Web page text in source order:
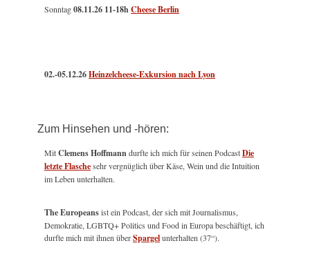
Sonntag08.11.26 11-18hCheese Berlin
02.-05.12.26Heinzelcheese-Exkursion nach Lyon
Zum Hinsehen und -hören:
MitClemens Hoffmanndurfte ich mich für seinen PodcastDie
letzte Flaschesehr vergnüglich über Käse, Wein und die Intuition
im Leben unterhalten.
The Europeansist ein Podcast, der sich mit Journalismus,
Demokratie, LGBTQ+ Politics und Food in Europa beschäftigt, ich
durfte mich mit ihnen überSpargelunterhalten (37“).